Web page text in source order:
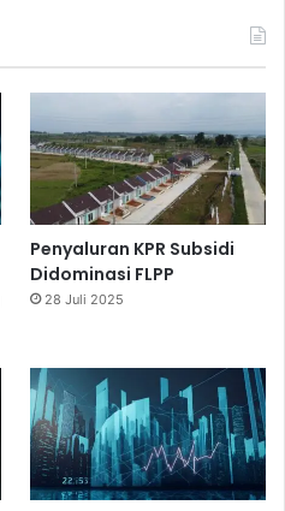
Penyaluran KPR Subsidi
Didominasi FLPP
28 Juli 2025